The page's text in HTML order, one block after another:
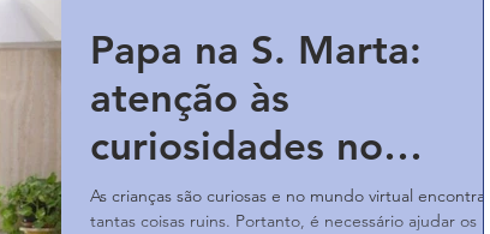
Papa na S. Marta:
atenção às
curiosidades no
mundo virtual
As crianças são curiosas e no mundo virtual encontram
tantas coisas ruins. Portanto, é necessário ajudar os